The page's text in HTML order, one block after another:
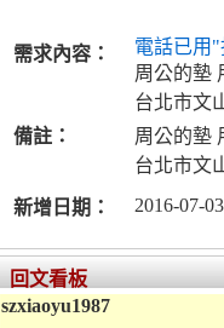
需求內容：
電話已用
周公的墊
台北市文
備註：
周公的墊
台北市文
新增日期： 2016-07-
回文看板
szxiaoyu1987